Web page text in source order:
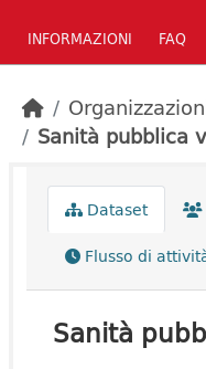
INFORMAZIONI FAQ
Sanità pubblica
Dataset
Flusso di
Sanità